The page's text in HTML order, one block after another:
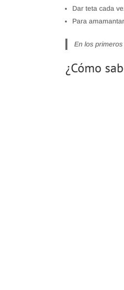
Dar teta cada
Para
En los
¿Cómo